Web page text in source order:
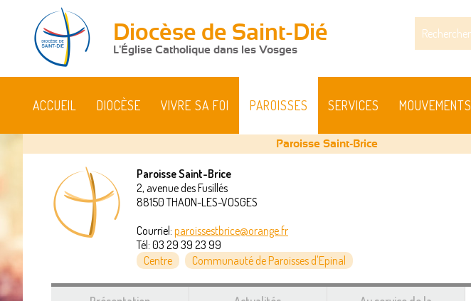
Diocèse de Saint-Dié
L'Église Catholique dans les Vosges
ACCUEIL DIOCÈSE VIVRE SA FOI PAROISSES SERVICES MOUVEMENTS
Vous
êtes
Paroisse Saint-Brice
Paroisse Saint-Brice
2, avenue des Fusillés
88150 THAON-LES-VOSGES
Courriel: paroissestbrice@orange.fr
Tél: 03 29 39 23 99
Centre
Communauté de Paroisses d'Epinal